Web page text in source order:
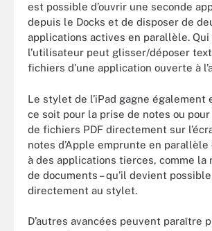
est possible d’ouvrir une seconde
depuis le Docks et de disposer de
applications actives en parallèle.
l’utilisateur peut glisser/déposer
fichiers d’une application ouverte à
Le stylet de l’iPad gagne également
ce soit pour la prise de notes ou pour
de fichiers PDF directement sur
notes d’Apple emprunte en
à des applications tierces, comme la
de documents – qu’il devient
directement au stylet.
D’autres avancées peuvent paraître